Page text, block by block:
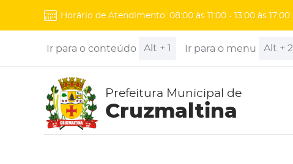
Horário de Atendimento: 08:00 às 11:00 - 13:00 às 17:00
Ir para o conteúdo Alt + 1 Ir para o menu Alt + 2
Prefeitura Municipal de
Cruzmaltina